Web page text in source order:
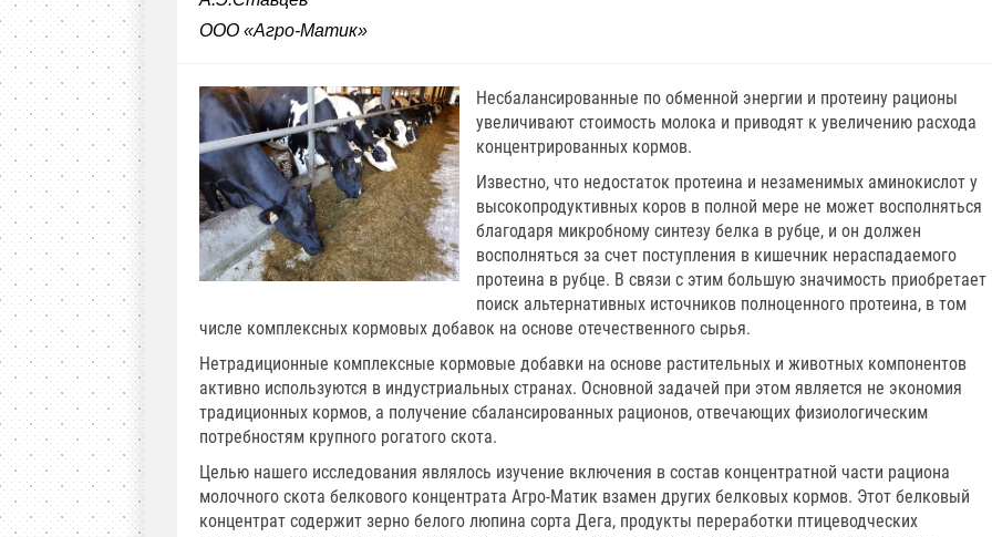
ООО «Агро-Матик»
Несбалансированные по обменной энергии и протеину рационы
увеличивают стоимость молока и приводят к увеличению расхода
концентрированных кормов.
Известно, что недостаток протеина и незаменимых аминокислот у
высокопродуктивных коров в полной мере не может восполняться
благодаря микробному синтезу белка в рубце, и он должен
восполняться за счет поступления в кишечник нераспадаемого
протеина в рубце. В связи с этим большую значимость приобретает
поиск альтернативных источников полноценного протеина, в том
числе комплексных кормовых добавок на основе отечественного сырья.
Нетрадиционные комплексные кормовые добавки на основе растительных и животных компонентов
активно используются в индустриальных странах. Основной задачей при этом является не экономия
традиционных кормов, а получение сбалансированных рационов, отвечающих физиологическим
потребностям крупного рогатого скота.
Целью нашего исследования являлось изучение включения в состав концентратной части рациона
молочного скота белкового концентрата Агро-Матик взамен других белковых кормов. Этот белковый
концентрат содержит зерно белого люпина сорта Дега, продукты переработки птицеводческих